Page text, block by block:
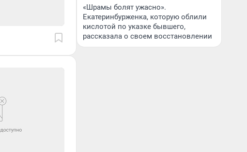
«Шрамы болят ужасно».
Екатеринбурженка, которую облили
кислотой по указке бывшего,
рассказала о своем восстановлении